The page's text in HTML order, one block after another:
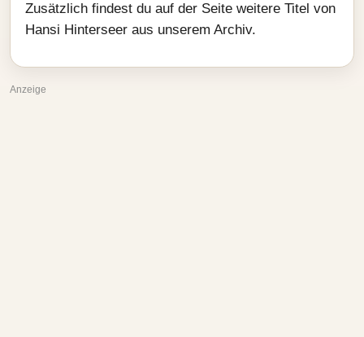
Zusätzlich findest du auf der Seite weitere Titel von
Hansi Hinterseer aus unserem Archiv.
Anzeige